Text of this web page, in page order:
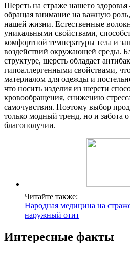
Шерсть на страже нашего здоровья
обращая внимание на важную
нашей жизни. Естественные
уникальными свойствами,
комфортной температуры тела и
воздействий окружающей среды.
структуре, шерсть обладает
гипоаллергенными свойствами,
материалом для одежды и
что носить изделия из шерсти
кровообращения, снижению
самочувствия. Поэтому выбор
только модный тренд, но и забота
благополучии.
Читайте также:
Народная медицина на
наружный отит
Интересные факты